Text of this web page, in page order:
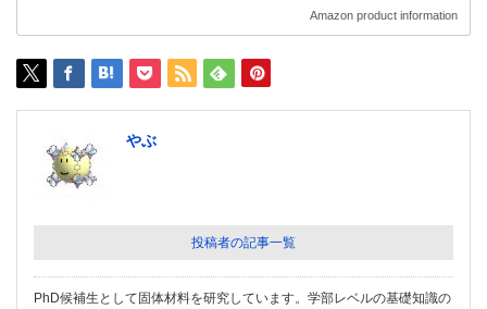
Amazon product information
やぶ
投稿者の記事一覧
PhD候補生として固体材料を研究しています。学部レベルの基礎知識の